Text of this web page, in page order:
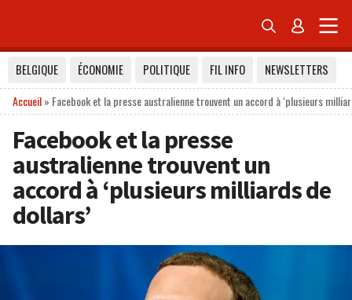
 
BELGIQUE ÉCONOMIE POLITIQUE FIL INFO
NEWSLETTERS
Accueil» Facebook et la presse australienne trouvent un accord à ‘plusieurs
Facebook et la presse
australienne trouvent un
accord à ‘plusieurs milliards de
dollars’